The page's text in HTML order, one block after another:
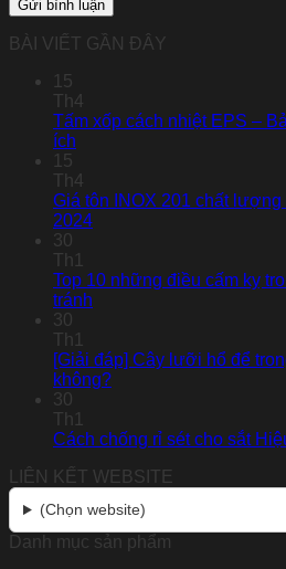
BÀI VIẾT GẦN ĐÂY
15
Th4
Tấm xốp cách nhiệt EPS –
ích
15
Th4
Giá tôn INOX 201 chất
2024
30
Th1
Top 10 những điều cấm kỵ
tránh
30
Th1
[Giải đáp] Cây lưỡi hổ để
không?
30
Th1
Cách chống rỉ sét cho sắt
LIÊN KẾT WEBSITE
(Chọn website)
Danh mục sản phẩm